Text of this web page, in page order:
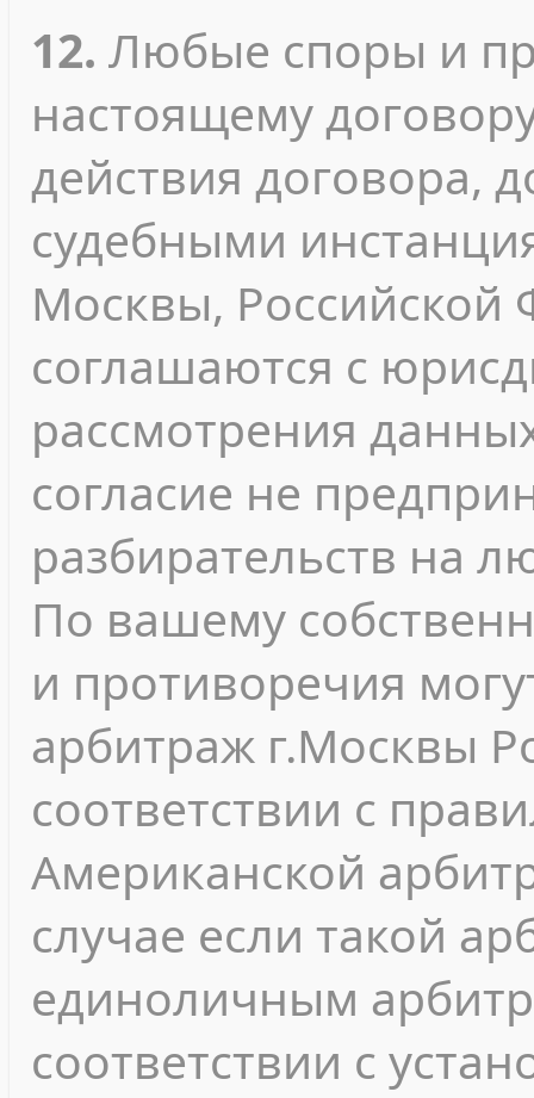
12. Любые споры и
настоящему
действия договора,
судебными
Москвы, Российской
соглашаются с
рассмотрения
согласие не
разбирательств на
По вашему
и противоречия
арбитраж г.Москвы
соответствии с
Американской
случае если такой
единоличным
соответствии с